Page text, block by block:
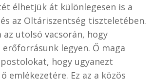
élhetjük át különlegesen is a
az Oltáriszentség tiszteletében.
az utolsó vacsorán, hogy
legyen. Ő maga
hogy ugyanezt
emlékezetére. Ez az a közös